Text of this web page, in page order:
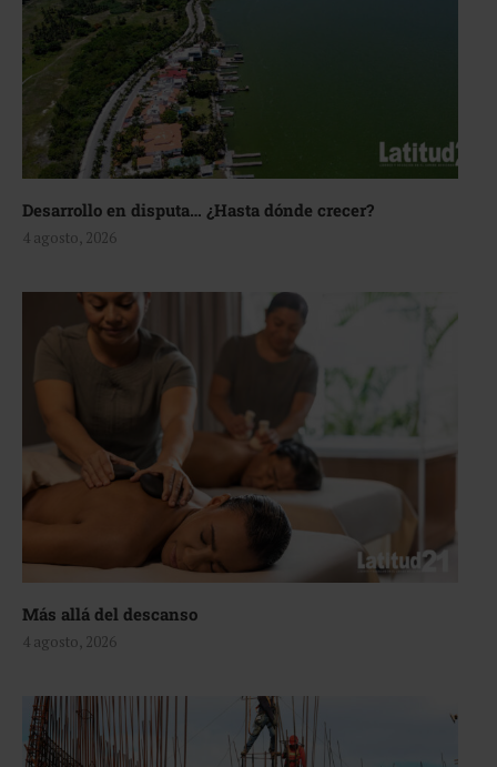
Desarrollo en disputa… ¿Hasta dónde crecer?
4 agosto, 2026
Más allá del descanso
4 agosto, 2026